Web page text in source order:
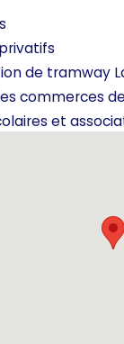
de tramway
commerces
et